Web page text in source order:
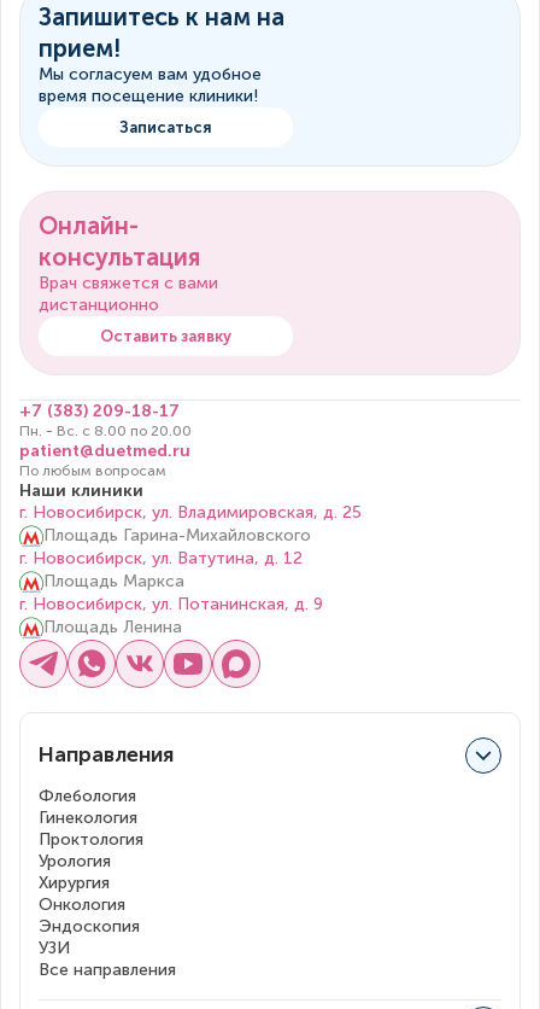
Запишитесь к нам на
прием!
Мы согласуем вам удобное
время посещение клиники!
Записаться
Онлайн-
консультация
Врач свяжется с вами
дистанционно
Оставить заявку
+7 (383) 209-18-17
Пн. - Вс. с 8.00 по 20.00
patient@duetmed.ru
По любым вопросам
Наши клиники
г. Новосибирск, ул. Владимировская, д. 25
Площадь Гарина-Михайловского
г. Новосибирск, ул. Ватутина, д. 12
Площадь Маркса
г. Новосибирск, ул. Потанинская, д. 9
Площадь Ленина
Направления
Флебология
Гинекология
Проктология
Урология
Хирургия
Онкология
Эндоскопия
УЗИ
Все направления